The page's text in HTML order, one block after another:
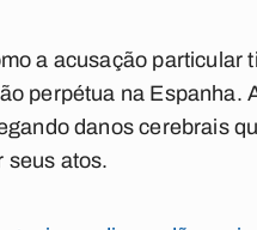
a acusação particular
perpétua na Espanha.
danos cerebrais
seus atos.